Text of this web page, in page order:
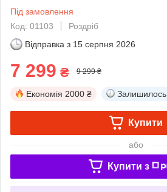
Під замовлення
Код: 01103
Роздріб
Відправка з 15 серпня 2026
7 299 ₴ 9 299 ₴
Економія 2000 ₴ Залишилось
Купити
або
Купити з